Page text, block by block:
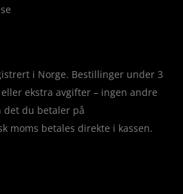
i Norge. Bestillinger under 3
ekstra avgifter – ingen andre
det du betaler på
moms betales direkte i kassen.